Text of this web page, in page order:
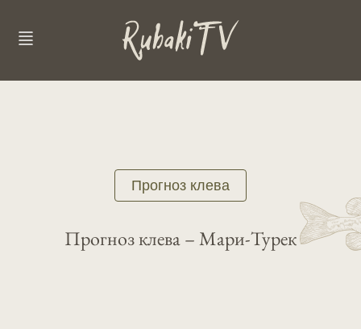
Прогноз клева
Прогноз клева – Мари-Турек